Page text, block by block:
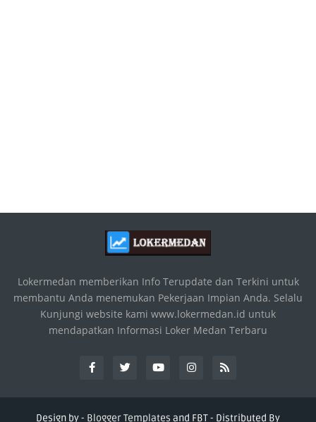
Lokermedan memberikan Info Terupdate dan Terkini untuk
membantu Anda menemukan Pekerjaan Impian Anda. Selalu
Kunjungi website kami www.lokermedan.id untuk
mendapatkan Informasi Loker Medan Terbaru
Design by - Blogger Templates and FBT- Distributed By